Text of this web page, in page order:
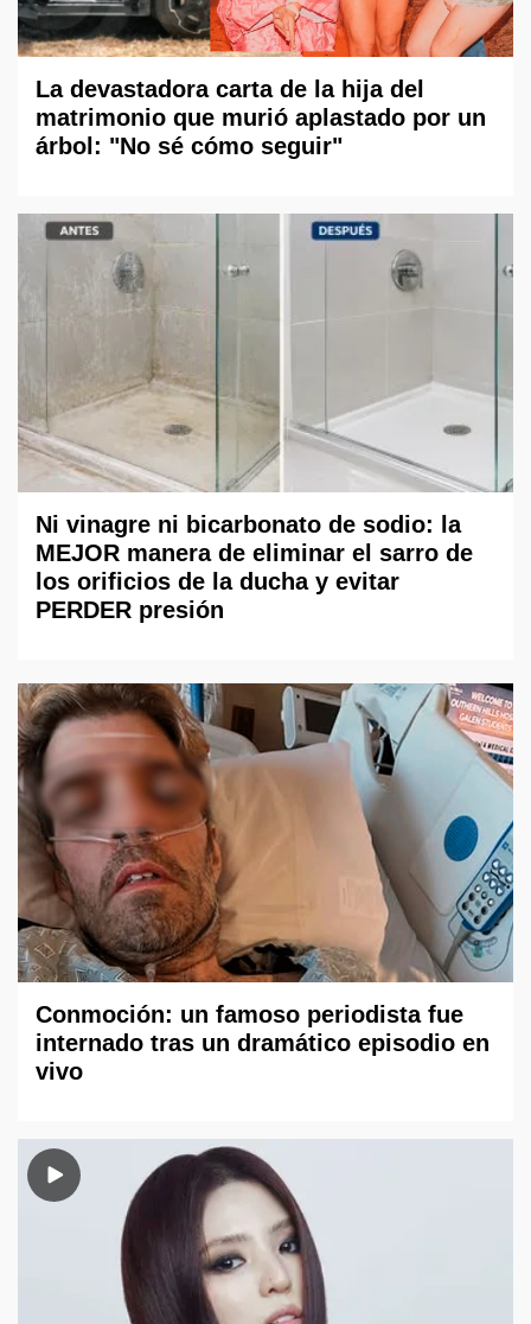
La devastadora carta de la hija del
matrimonio que murió aplastado por un
árbol: "No sé cómo seguir"
Ni vinagre ni bicarbonato de sodio: la
MEJOR manera de eliminar el sarro de
los orificios de la ducha y evitar
PERDER presión
Conmoción: un famoso periodista fue
internado tras un dramático episodio en
vivo